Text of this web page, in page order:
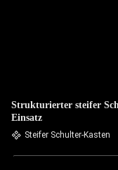
Strukturierter steifer
Einsatz
Steifer Schulter-Kasten